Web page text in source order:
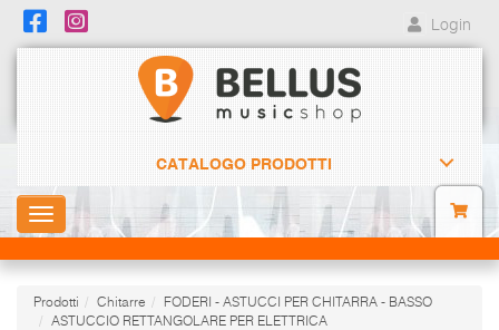
Login
CATALOGO PRODOTTI
Toggle
navigation
Prodotti Chitarre
FODERI - ASTUCCI PER CHITARRA - BASSO
ASTUCCIO RETTANGOLARE PER ELETTRICA